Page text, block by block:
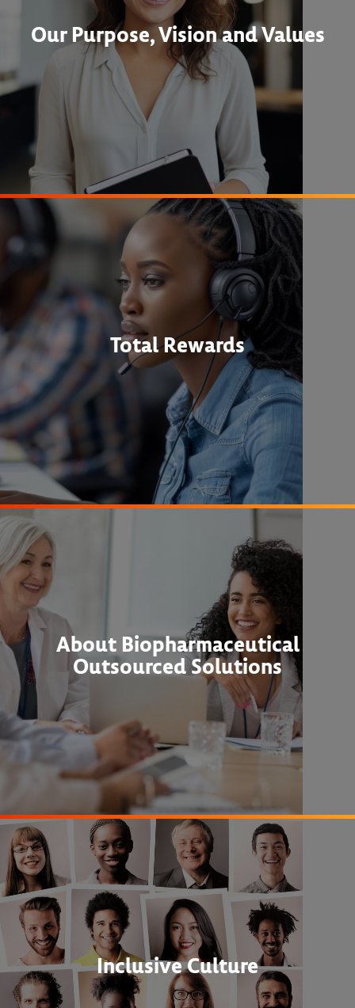
Our Purpose, Vision and Values
Total Rewards
About Biopharmaceutical
Outsourced Solutions
Inclusive Culture